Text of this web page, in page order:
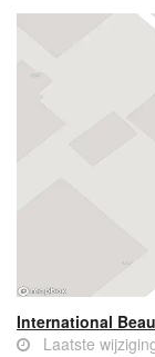
International
Laatste